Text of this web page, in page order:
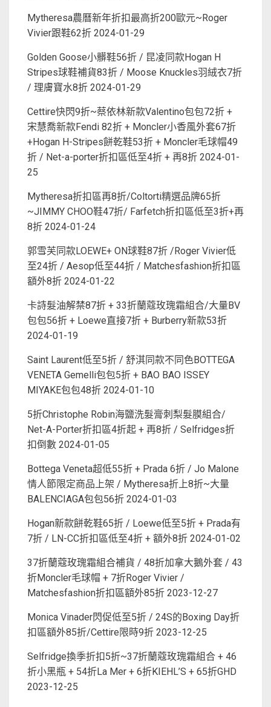
Mytheresa農曆新年折扣最高折200歐元~Roger
Vivier跟鞋62折 2024-01-29
Golden Goose小髒鞋56折 / 昆凌同款Hogan H
Stripes球鞋補貨83折 / Moose Knuckles羽絨衣7折
/ 理膚寶水8折 2024-01-29
Cettire快閃9折~蔡依林新款Valentino包包72折 +
宋慧喬新款Fendi 82折 + Moncler小香風外套67折
+Hogan H-Stripes餅乾鞋53折 + Moncler毛球帽49
折 / Net-a-porter折扣區低至4折 + 再8折 2024-01-
25
Mytheresa折扣區再8折/Coltorti精選品牌65折
~JIMMY CHOO鞋47折/ Farfetch折扣區低至3折+再
8折 2024-01-24
郭雪芙同款LOEWE+ ON球鞋87折 /Roger Vivier低
至24折 / Aesop低至44折 / Matchesfashion折扣區
額外8折 2024-01-22
卡詩髮油解禁87折 + 33折蘭蔻玫瑰霜組合/大量BV
包包56折 + Loewe直接7折 + Burberry新款53折
2024-01-19
Saint Laurent低至5折 / 舒淇同款不同色BOTTEGA
VENETA Gemelli包包5折 + BAO BAO ISSEY
MIYAKE包包48折 2024-01-10
5折Christophe Robin海鹽洗髮膏刺梨髮膜組合/
Net-A-Porter折扣區4折起 + 再8折 / Selfridges折
扣倒數 2024-01-05
Bottega Veneta超低55折 + Prada 6折 / Jo Malone
情人節限定商品上架 / Mytheresa折上8折~大量
BALENCIAGA包包56折 2024-01-03
Hogan新款餅乾鞋65折 / Loewe低至5折 + Prada有
7折 / LN-CC折扣區低至4折 + 額外8折 2024-01-02
37折蘭蔻玫瑰霜組合補貨 / 48折加拿大鵝外套 / 43
折Moncler毛球帽 + 7折Roger Vivier /
Matchesfashion折扣區額外85折 2023-12-27
Monica Vinader閃促低至5折 / 24S的Boxing Day折
扣區額外85折/Cettire限時9折 2023-12-25
Selfridge換季折扣5折~37折蘭蔻玫瑰霜組合 + 46
折小黑瓶 + 54折La Mer + 6折KIEHL’S + 65折GHD
2023-12-25